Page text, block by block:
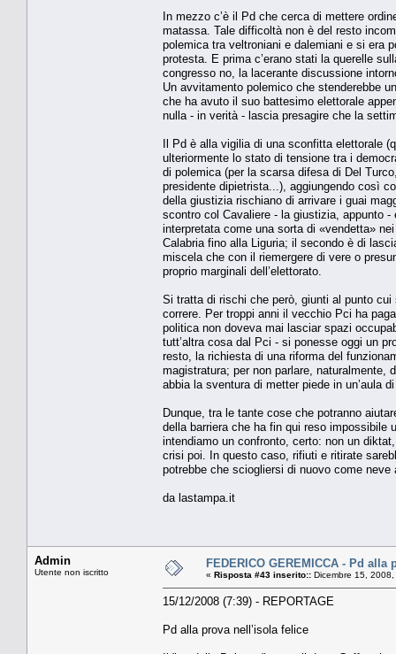
In mezzo c’è il Pd che cerca di mettere
matassa. Tale difficoltà non è del resto
polemica tra veltroniani e dalemiani e si era
protesta. E prima c’erano stati la querelle
congresso no, la lacerante discussione
Un avvitamento polemico che stenderebbe
che ha avuto il suo battesimo elettorale
nulla - in verità - lascia presagire che la
Il Pd è alla vigilia di una sconfitta elettorale
ulteriormente lo stato di tensione tra i
di polemica (per la scarsa difesa di Del
presidente dipietrista...), aggiungendo così
della giustizia rischiano di arrivare i guai
scontro col Cavaliere - la giustizia, appunto
interpretata come una sorta di «vendetta»
Calabria fino alla Liguria; il secondo è di
miscela che con il riemergere di vere o
proprio marginali dell’elettorato.
Si tratta di rischi che però, giunti al punto cui
correre. Per troppi anni il vecchio Pci ha
politica non doveva mai lasciar spazi
tutt’altra cosa dal Pci - si ponesse oggi un
resto, la richiesta di una riforma del
magistratura; per non parlare, naturalmente,
abbia la sventura di metter piede in un’aula
Dunque, tra le tante cose che potranno
della barriera che ha fin qui reso
intendiamo un confronto, certo: non un
crisi poi. In questo caso, rifiuti e ritirate
potrebbe che sciogliersi di nuovo come neve
da lastampa.it
Admin
Utente non iscritto
FEDERICO GEREMICCA - Pd alla
« Risposta #43 inserito:: Dicembre 15,
15/12/2008 (7:39) - REPORTAGE
Pd alla prova nell’isola felice